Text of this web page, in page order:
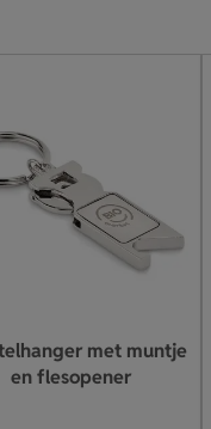
met muntje
en flesopener